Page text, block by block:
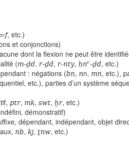
, etc.)
et conjonctions)
dont la flexion ne peut être
(m-ḏd, r-ḏd, r-nty, ḥnꜥ-ḏd, etc.)
: négations (bn, nn, mn, etc.),
etc.), parties d’un système
ptr, mk, swt, ḫr, etc.)
démonstratif)
dépendant, indépendant, objet
nb, kj, ṯnw, etc.)